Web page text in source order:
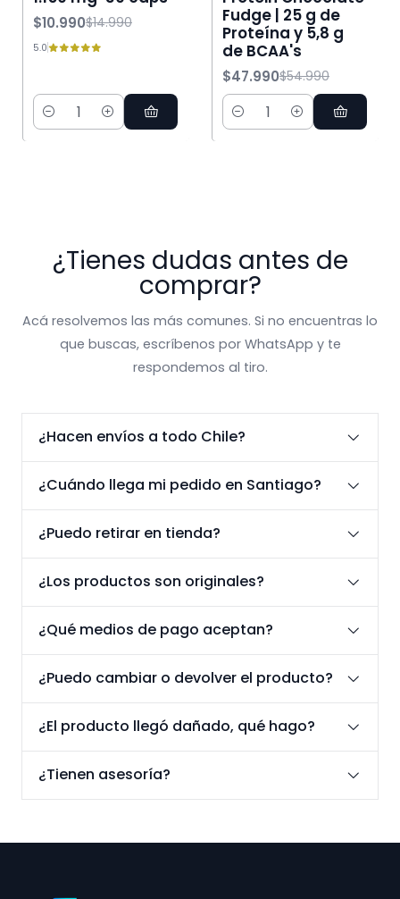
$10.990$14.990
5.0
Cantidad
Fudge | 25 g de
Proteína y 5,8 g
de BCAA's
$47.990$54.990
Cantidad
¿Tienes dudas antes de
comprar?
Acá resolvemos las más comunes. Si no encuentras lo
que buscas, escríbenos por WhatsApp y te
respondemos al tiro.
¿Hacen envíos a todo Chile?
¿Cuándo llega mi pedido en Santiago?
¿Puedo retirar en tienda?
¿Los productos son originales?
¿Qué medios de pago aceptan?
¿Puedo cambiar o devolver el producto?
¿El producto llegó dañado, qué hago?
¿Tienen asesoría?